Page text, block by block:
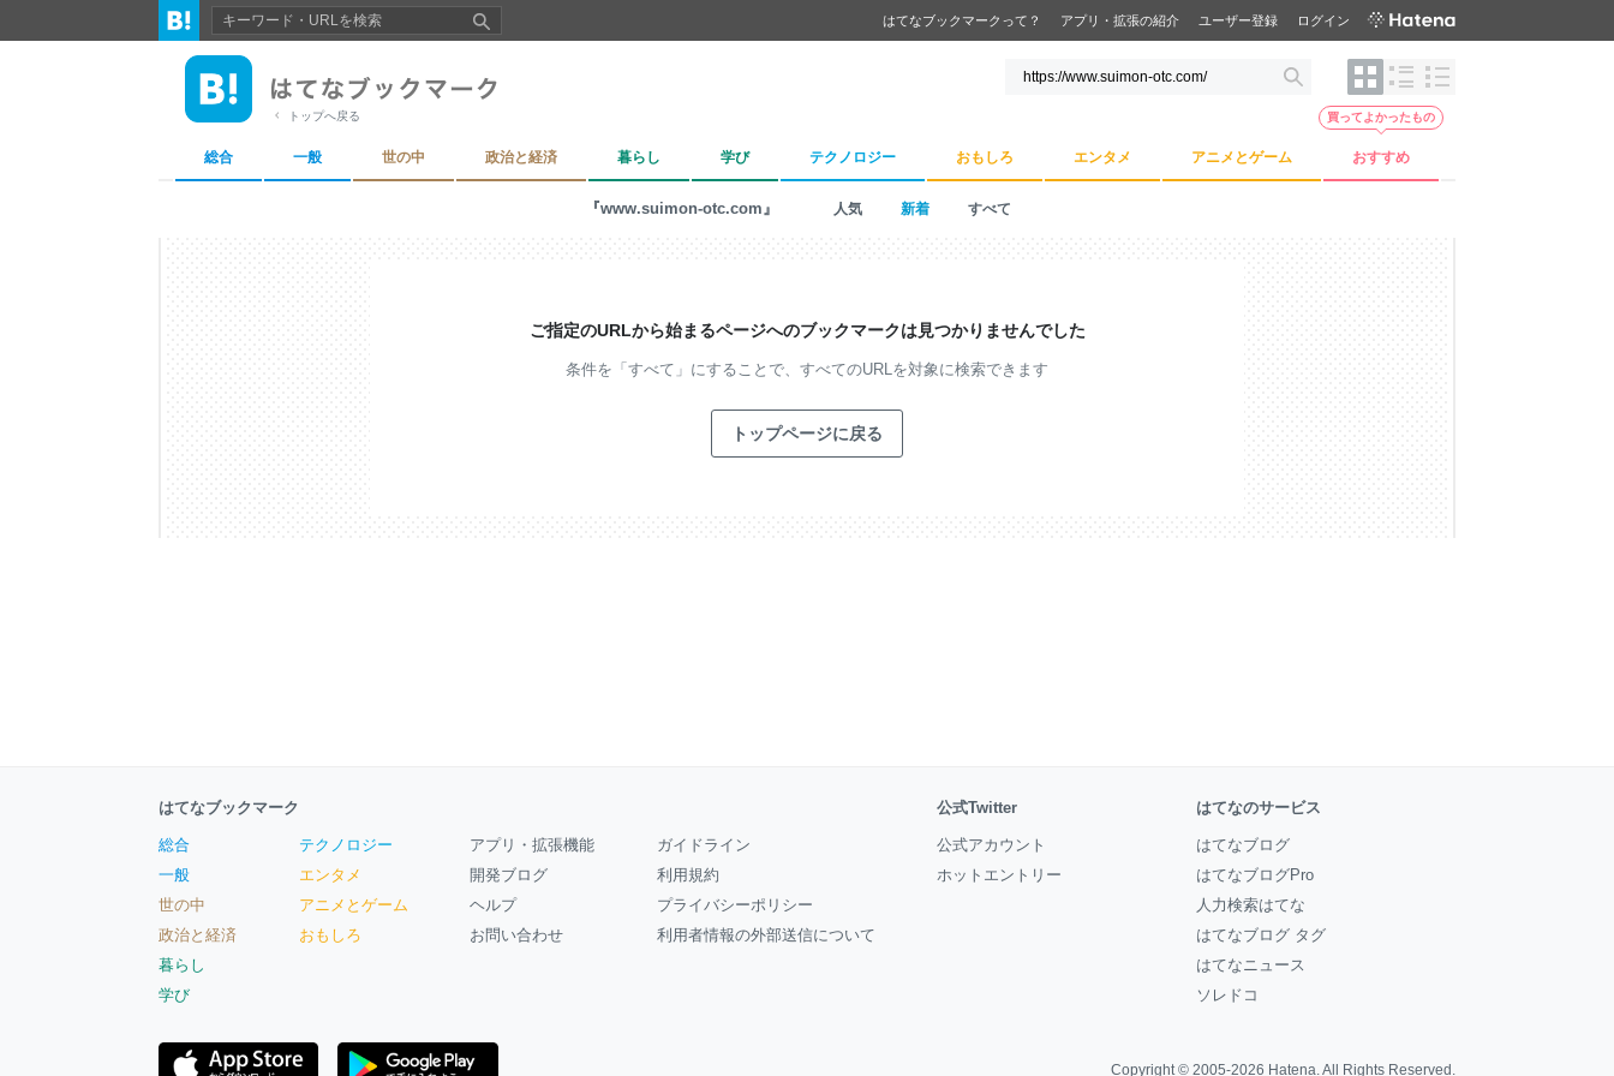
はてなブックマークって？ アプリ・拡張の紹介 ユーザー登録 ログイン
トップへ戻る
総合 一般 世の中 政治と経済 暮らし 学び テクノロジー おもしろ エンタメ アニメとゲーム おすすめ
買ってよかったもの
『www.suimon-otc.com』 人気 新着 すべて
ご指定のURLから始まるページへのブックマークは見つかりませんでした
条件を「すべて」にすることで、 すべてのURLを対象に検索できます
トップページに戻る
はてなブックマーク
総合
一般
世の中
政治と経済
暮らし
学び
テクノロジー
エンタメ
アニメとゲーム
おもしろ
アプリ・拡張機能
開発ブログ
ヘルプ
お問い合わせ
ガイドライン
利用規約
プライバシーポリシー
利用者情報の外部送信について
公式Twitter
公式アカウント
ホットエントリー
はてなのサービス
はてなブログ
はてなブログPro
人力検索はてな
はてなブログ タグ
はてなニュース
ソレドコ
Copyright © 2005-2026 Hatena. All Rights Reserved.